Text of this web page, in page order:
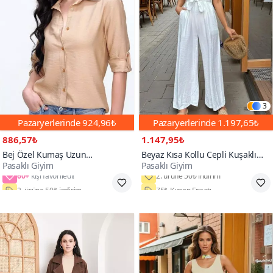
Pazaryerlerinde924,96₺
886,57₺
Bej Özel Kumaş Uzun
Katlanabilir Kollu Keten Basic
Klasik Yazlık Gömlek
Pasaklı Giyim
60+
2. ürüne 50₺ indirim
3
Pazaryerlerinde 1.197,65₺
1.147,95₺
Beyaz Kısa Kollu Cepli Kuşaklı
Rahat Tulum
Pasaklı Giyim